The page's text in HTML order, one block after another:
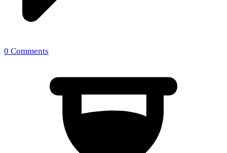
0 Comments